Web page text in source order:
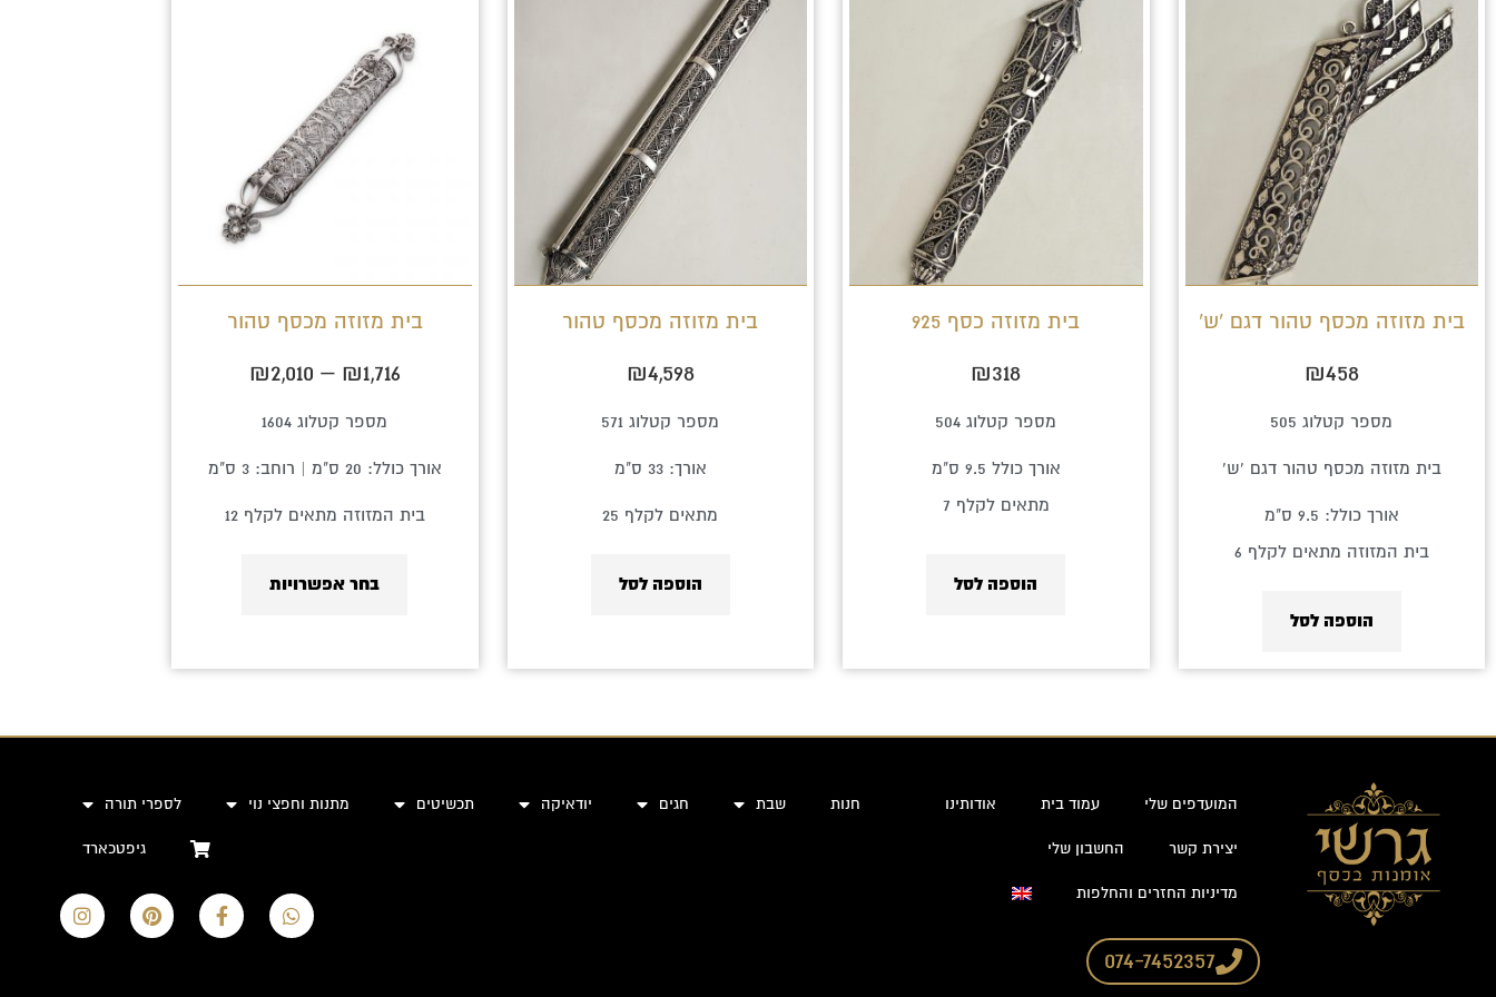
בית מזוזה מכסף טהור דגם 'ש'
₪458
מספר קטלוג 505
בית מזוזה מכסף טהור דגם 'ש'
אורך כולל: 9.5 ס"מ
בית המזוזה מתאים לקלף 6
הוספה לסל
בית מזוזה כסף 925
₪318
מספר קטלוג 504
אורך כולל 9.5 ס"מ
מתאים לקלף 7
הוספה לסל
בית מזוזה מכסף טהור
₪4,598
מספר קטלוג 571
אורך: 33 ס"מ
מתאים לקלף 25
הוספה לסל
בית מזוזה מכסף טהור
₪1,716
–
₪2,010
מספר קטלוג 1604
אורך כולל: 20 ס"מ | רוחב: 3 ס"מ
בית המזוזה מתאים לקלף 12
בחר אפשרויות
ניתן
לבחור
בעמוד
המועדפים שלי עמוד בית אודותינו
יצירת קשר החשבון שלי
מדיניות החזרים והחלפות
074-7452357
חנות שבת חגים יודאיקה תכשיטים מתנות וחפצי נוי לספרי תורה
גיפטכארד
W
h
a
F
a
c
P
i
n
I
n
s